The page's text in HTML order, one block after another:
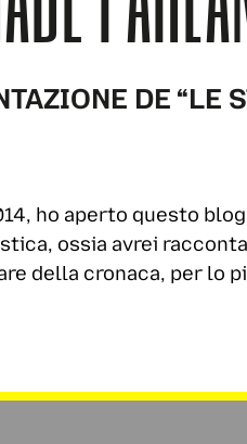
DE “LE
ho aperto questo
ossia avrei
della cronaca, per lo